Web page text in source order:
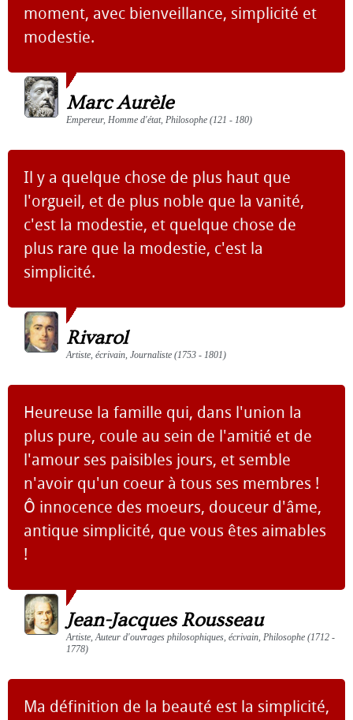
moment, avec bienveillance, simplicité et
modestie.
Marc Aurèle
Empereur, Homme d'état, Philosophe (121 - 180)
Il y a quelque chose de plus haut que
l'orgueil, et de plus noble que la vanité,
c'est la modestie, et quelque chose de
plus rare que la modestie, c'est la
simplicité.
Rivarol
Artiste, écrivain, Journaliste (1753 - 1801)
Heureuse la famille qui, dans l'union la
plus pure, coule au sein de l'amitié et de
l'amour ses paisibles jours, et semble
n'avoir qu'un coeur à tous ses membres !
Ô innocence des moeurs, douceur d'âme,
antique simplicité, que vous êtes aimables
!
Jean-Jacques Rousseau
Artiste, Auteur d'ouvrages philosophiques, écrivain, Philosophe (1712 -
1778)
Ma définition de la beauté est la simplicité,